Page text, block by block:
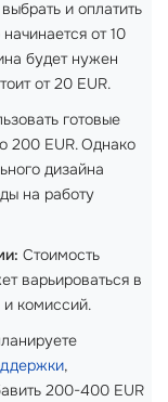
и оплатить
от 10
будет нужен
от 20 EUR.
готовые
200 EUR. Однако
дизайна
на работу
Стоимость
варьироваться в
комиссий.
,
200-400 EUR